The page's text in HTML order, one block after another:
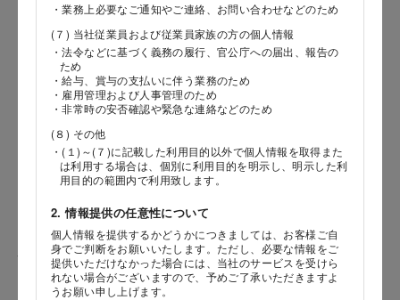
・業務上必要なご通知やご連絡、お問い合わせなどのため
(７) 当社従業員および従業員家族の方の個人情報
・法令などに基づく義務の履行、官公庁への届出、報告の
ため
・給与、賞与の支払いに伴う業務のため
・雇用管理および人事管理のため
・非常時の安否確認や緊急な連絡などのため
(８) その他
・(１)～(７)に記載した利用目的以外で個人情報を取得また
は利用する場合は、個別に利用目的を明示し、明示した利
用目的の範囲内で利用致します。
2. 情報提供の任意性について
個人情報を提供するかどうかにつきましては、お客様ご自
身でご判断をお願いいたします。ただし、必要な情報をご
提供いただけなかった場合には、当社のサービスを受けら
れない場合がございますので、予めご了承いただきますよ
うお願い申し上げます。
番地以降